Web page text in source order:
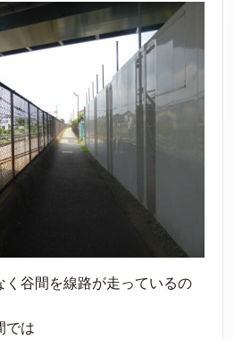
く谷間を線路が走っているの
では